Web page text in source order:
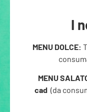
I
MENU DOLCE:
MENU
cad (da